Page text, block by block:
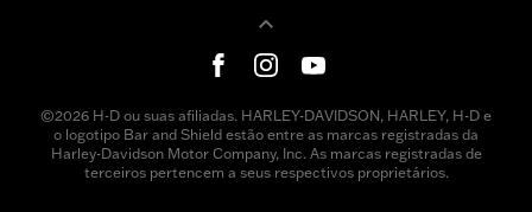
©2026 H-D ou suas afiliadas. HARLEY-DAVIDSON, HARLEY, H-D e
o logotipo Bar and Shield estão entre as marcas registradas da
Harley-Davidson Motor Company, Inc. As marcas registradas de
terceiros pertencem a seus respectivos proprietários.